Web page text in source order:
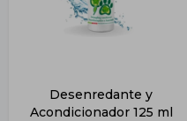
Desenredante y
Acondicionador 125 ml